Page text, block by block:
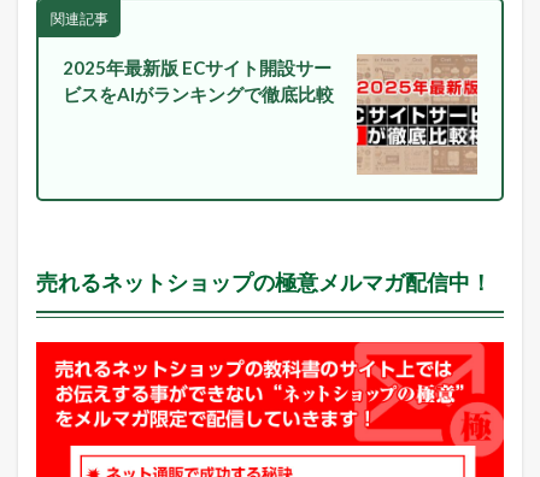
品
2.1
天
ー
ラ
ン
キ
ン
グ
2.2
ヤ
フ
関連記事
2025年最新版 ECサイト開設サー
ビスをAIがランキングで徹底比較
売れるネットショップの極意メルマガ配信中！